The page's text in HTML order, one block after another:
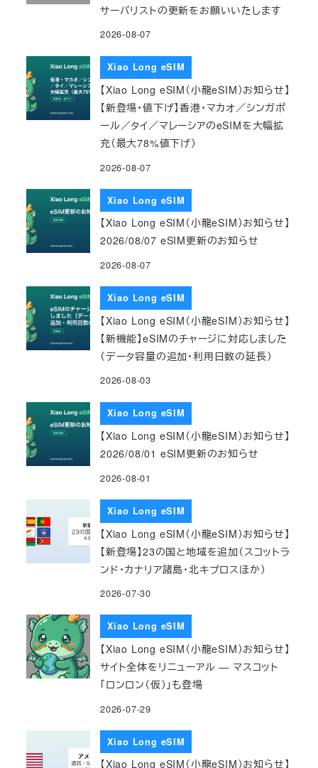
サーバリストの更新をお願いいたします
2026-08-07
Xiao Long eSIM
【Xiao Long eSIM（小龍eSIM）お知らせ】
【新登場・値下げ】香港・マカオ／シンガポ
ール／タイ／マレーシアのeSIMを大幅拡
充（最大78%値下げ）
2026-08-07
Xiao Long eSIM
【Xiao Long eSIM（小龍eSIM）お知らせ】
2026/08/07 eSIM更新のお知らせ
2026-08-07
Xiao Long eSIM
【Xiao Long eSIM（小龍eSIM）お知らせ】
【新機能】eSIMのチャージに対応しました
（データ容量の追加・利用日数の延長）
2026-08-03
Xiao Long eSIM
【Xiao Long eSIM（小龍eSIM）お知らせ】
2026/08/01 eSIM更新のお知らせ
2026-08-01
Xiao Long eSIM
【Xiao Long eSIM（小龍eSIM）お知らせ】
【新登場】23の国と地域を追加（スコットラ
ンド・カナリア諸島・北キプロスほか）
2026-07-30
Xiao Long eSIM
【Xiao Long eSIM（小龍eSIM）お知らせ】
サイト全体をリニューアル — マスコット
「ロンロン（仮）」も登場
2026-07-29
Xiao Long eSIM
【Xiao Long eSIM（小龍eSIM）お知らせ】